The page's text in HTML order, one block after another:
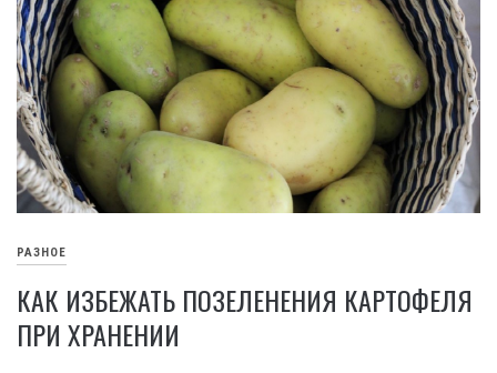
РАЗНОЕ
КАК ИЗБЕЖАТЬ ПОЗЕЛЕНЕНИЯ КАРТОФЕЛЯ
ПРИ ХРАНЕНИИ